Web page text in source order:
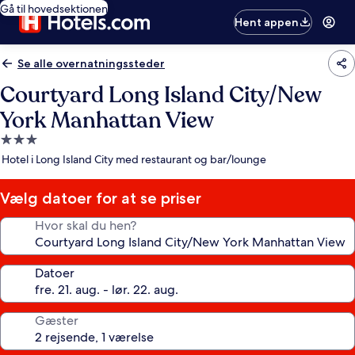
Gå til hovedsektionen
Hent appen
Se alle overnatningssteder
Courtyard Long Island City/New
York Manhattan View
3.0-
stjernet
Hotel i Long Island City med restaurant og bar/lounge
Vælg datoer for at se priser
Hvor skal du hen?
Datoer
Gæster